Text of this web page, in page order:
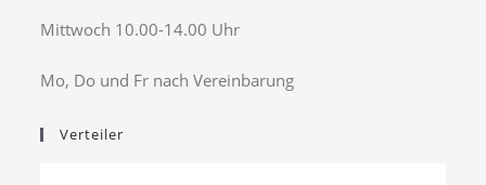
Mittwoch 10.00-14.00 Uhr
Mo, Do und Fr nach Vereinbarung
Verteiler